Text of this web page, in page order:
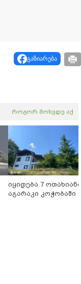
გაზიარება
როგორ მოხვდე აქ
იყიდება 7 ოთახიანი
აგარაკი კოჭობაში